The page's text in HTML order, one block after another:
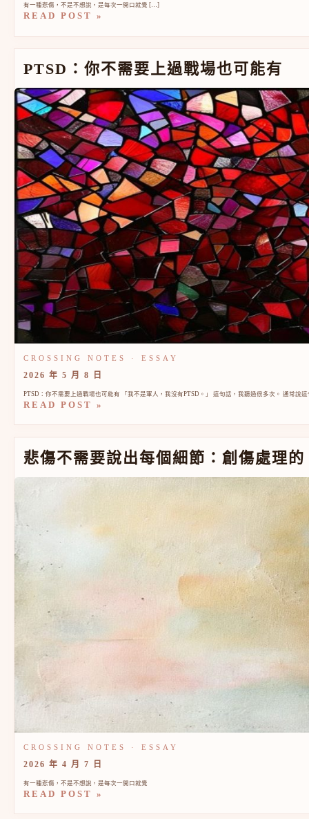
有一種悲傷，不是不想說，是每次一開口就覺 […]
READ POST »
PTSD：你不需要上過戰場也可能有
2026 年 5 月 8 日
PTSD：你不需要上過戰場也可能有 「我不是軍人，我沒有PTSD。」 這句話，我聽過很多次。 通常說
PTSD：你不需要上過戰場也可能有
READ POST »
悲傷不需要說出每個細節：創傷處理
2026 年 4 月 7 日
有一種悲傷，不是不想說，是每次一開口就覺
悲傷不需要說出每個細節：創傷處理的「小窗口」原則
READ POST »